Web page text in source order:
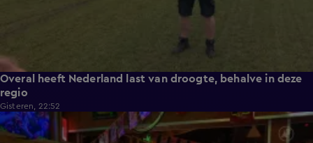
Overal heeft Nederland last van droogte, behalve in deze
regio
Gisteren, 22:52
2:08